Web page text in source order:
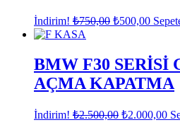
İndirim! ₺750,00 Orijinal
₺500,00Şu
andaki
BMW F30
AÇMA KAPATMA
İndirim! ₺2.500,00 Orijinal
₺2.000,00Şu